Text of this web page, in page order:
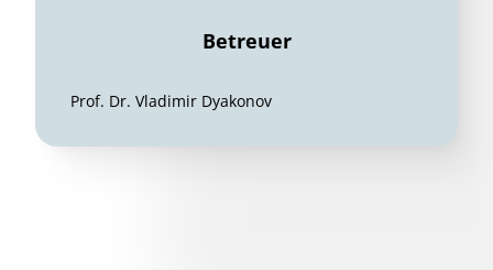
Betreuer
Prof. Dr. Vladimir Dyakonov